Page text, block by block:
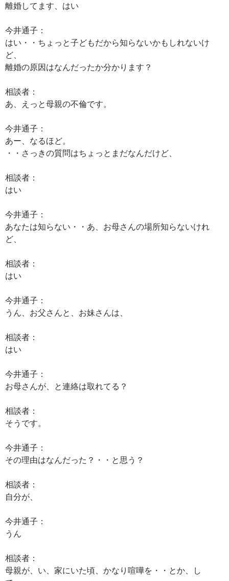
離婚してます、はい
今井通子：
はい・・ちょっと子どもだから知らないかもしれないけ
ど、
離婚の原因はなんだったか分かります？
相談者：
あ、えっと母親の不倫です。
今井通子：
あー、なるほど。
・・さっきの質問はちょっとまだなんだけど、
相談者：
はい
今井通子：
あなたは知らない・・あ、お母さんの場所知らないけれ
ど、
相談者：
はい
今井通子：
うん、お父さんと、お妹さんは、
相談者：
はい
今井通子：
お母さんが、と連絡は取れてる？
相談者：
そうです。
今井通子：
その理由はなんだった？・・と思う？
相談者：
自分が、
今井通子：
うん
相談者：
母親が、い、家にいた頃、かなり喧嘩を・・とか、し